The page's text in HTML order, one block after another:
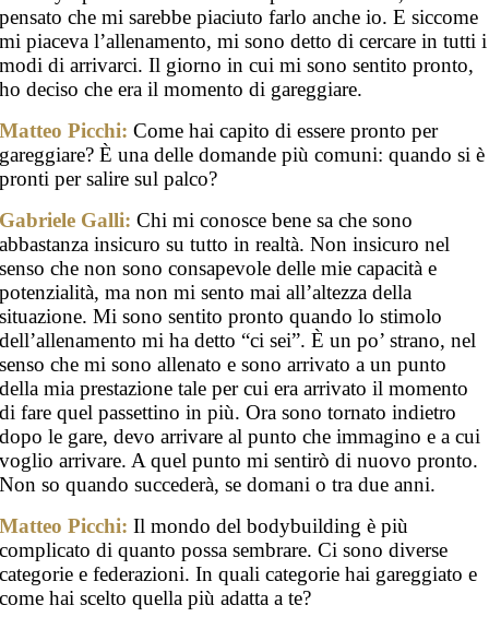
pensato che mi sarebbe piaciuto farlo anche io. E siccome
mi piaceva l’allenamento, mi sono detto di cercare in tutti i
modi di arrivarci. Il giorno in cui mi sono sentito pronto,
ho deciso che era il momento di gareggiare.
Matteo Picchi: Come hai capito di essere pronto per
gareggiare? È una delle domande più comuni: quando si è
pronti per salire sul palco?
Gabriele Galli: Chi mi conosce bene sa che sono
abbastanza insicuro su tutto in realtà. Non insicuro nel
senso che non sono consapevole delle mie capacità e
potenzialità, ma non mi sento mai all’altezza della
situazione. Mi sono sentito pronto quando lo stimolo
dell’allenamento mi ha detto “ci sei”. È un po’ strano, nel
senso che mi sono allenato e sono arrivato a un punto
della mia prestazione tale per cui era arrivato il momento
di fare quel passettino in più. Ora sono tornato indietro
dopo le gare, devo arrivare al punto che immagino e a cui
voglio arrivare. A quel punto mi sentirò di nuovo pronto.
Non so quando succederà, se domani o tra due anni.
Matteo Picchi: Il mondo del bodybuilding è più
complicato di quanto possa sembrare. Ci sono diverse
categorie e federazioni. In quali categorie hai gareggiato e
come hai scelto quella più adatta a te?